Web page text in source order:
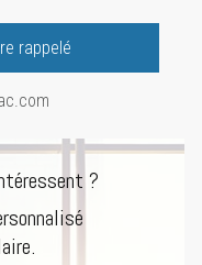
rappelé
?